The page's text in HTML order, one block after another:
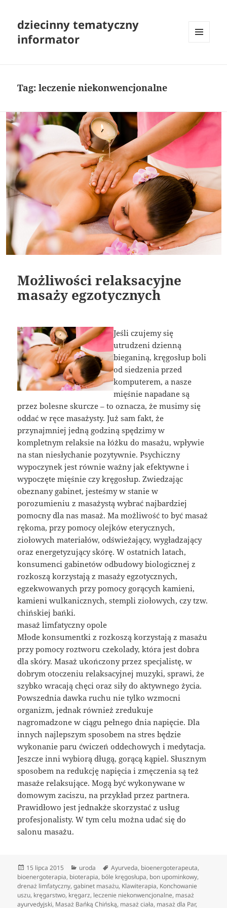
dziecinny tematyczny
informator
Tag:leczenie niekonwencjonalne
Możliwości relaksacyjne
masaży egzotycznych
Jeśli czujemy się
utrudzeni dzienną
bieganiną, kręgosłup boli
od siedzenia przed
komputerem, a nasze
mięśnie napadane są
przez bolesne skurcze – to oznacza, że musimy się
oddać w ręce masażysty. Już sam fakt, że
przynajmniej jedną godziną spędzimy w
kompletnym relaksie na łóżku do masażu, wpływie
na stan niesłychanie pozytywnie. Psychiczny
wypoczynek jest równie ważny jak efektywne i
wypoczęte mięśnie czy kręgosłup. Zwiedzając
obeznany gabinet, jesteśmy w stanie w
porozumieniu z masażystą wybrać najbardziej
pomocny dla nas masaż. Ma możliwość to być masaż
rękoma, przy pomocy olejków eterycznych,
ziołowych materiałów, odświeżający, wygładzający
oraz energetyzujący skórę. W ostatnich latach,
konsumenci gabinetów odbudowy biologicznej z
rozkoszą korzystają z masaży egzotycznych,
egzekwowanych przy pomocy gorących kamieni,
kamieni wulkanicznych, stempli ziołowych, czy tzw.
chińskiej bańki.
masaż limfatyczny opole
Młode konsumentki z rozkoszą korzystają z masażu
przy pomocy roztworu czekolady, która jest dobra
dla skóry. Masaż ukończony przez specjalistę, w
dobrym otoczeniu relaksacyjnej muzyki, sprawi, że
szybko wracają chęci oraz siły do aktywnego życia.
Powszednia dawka ruchu nie tylko wzmocni
organizm, jednak również zredukuje
nagromadzone w ciągu pełnego dnia napięcie. Dla
innych najlepszym sposobem na stres będzie
wykonanie paru ćwiczeń oddechowych i medytacja.
Jeszcze inni wybiorą długą, gorącą kąpiel. Słusznym
sposobem na redukcję napięcia i zmęczenia są też
masaże relaksujące. Mogą być wykonywane w
domowym zaciszu, na przykład przez partnera.
Prawidłowo jest jednakże skorzystać z usług
profesjonalisty. W tym celu można udać się do
salonu masażu.
Data
publikacji
15 lipca 2015 Kategorie
uroda Tagi
Ayurveda, bioenergoterapeuta,
bioenergoterapia, bioterapia, bóle kręgosłupa, bon upominkowy,
drenaż limfatyczny,gabinet masażu, Klawiterapia, Konchowanie
uszu, kręgarstwo, kręgarz, leczenie niekonwencjonalne, masaż
ayurvedyjski, Masaż Bańką Chińską, masaż ciała, masaż dla Par,